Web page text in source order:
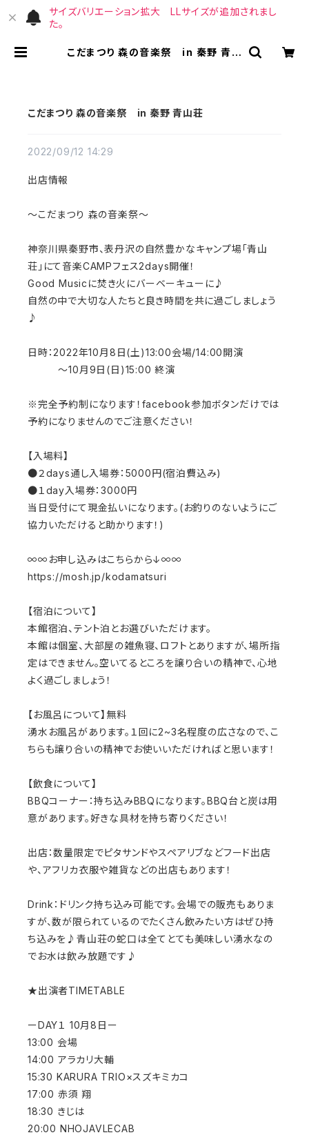
サイズバリエーション拡大 LLサイズが追加されまし
た。
こだまつり 森の音楽祭 in 秦野 青山
こだまつり 森の音楽祭 in 秦野 青山荘
2022/09/12 14:29
出店情報
〜こだまつり 森の音楽祭〜
神奈川県秦野市、表丹沢の自然豊かなキャンプ場「青山
荘」にて音楽CAMPフェス2days開催！
Good Musicに焚き火にバーベーキューに♪
自然の中で大切な人たちと良き時間を共に過ごしましょう
♪
日時：2022年10月8日(土)13:00会場/14:00開演
〜10月9日(日)15:00 終演
※完全予約制になります！facebook参加ボタンだけでは
予約になりませんのでご注意ください！
【入場料】
●２days通し入場券：5000円(宿泊費込み)
●１day入場券：3000円
当日受付にて現金払いになります。(お釣りのないようにご
協力いただけると助かります！)
∞∞お申し込みはこちらから↓∞∞
https://mosh.jp/kodamatsuri
【宿泊について】
本館宿泊、テント泊とお選びいただけます。
本館は個室、大部屋の雑魚寝、ロフトとありますが、場所指
定はできません。空いてるところを譲り合いの精神で、心地
よく過ごしましょう！
【お風呂について】無料
湧水お風呂があります。１回に2~3名程度の広さなので、こ
ちらも譲り合いの精神でお使いいただければと思います！
【飲食について】
BBQコーナー：持ち込みBBQになります。BBQ台と炭は用
意があります。好きな具材を持ち寄りください！
出店：数量限定でピタサンドやスペアリブなどフード出店
や、アフリカ衣服や雑貨などの出店もあります！
Drink：ドリンク持ち込み可能です。会場での販売もありま
すが、数が限られているのでたくさん飲みたい方はぜひ持
ち込みを♪青山荘の蛇口は全てとても美味しい湧水なの
でお水は飲み放題です♪
★出演者TIMETABLE
ーDAY１ 10月8日ー
13:00 会場
14:00 アラカリ大輔
15:30 KARURA TRIO×スズキミカコ
17:00 赤須 翔
18:30 きじは
20:00 NHOJAVLECAB